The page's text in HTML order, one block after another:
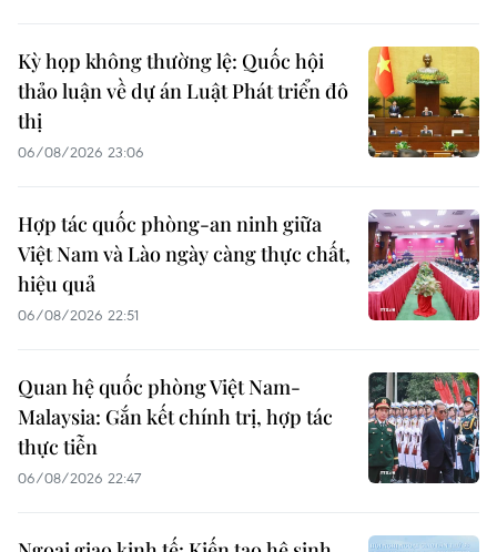
Kỳ họp không thường lệ: Quốc hội
thảo luận về dự án Luật Phát triển đô
thị
06/08/2026 23:06
Hợp tác quốc phòng-an ninh giữa
Việt Nam và Lào ngày càng thực chất,
hiệu quả
06/08/2026 22:51
Quan hệ quốc phòng Việt Nam-
Malaysia: Gắn kết chính trị, hợp tác
thực tiễn
06/08/2026 22:47